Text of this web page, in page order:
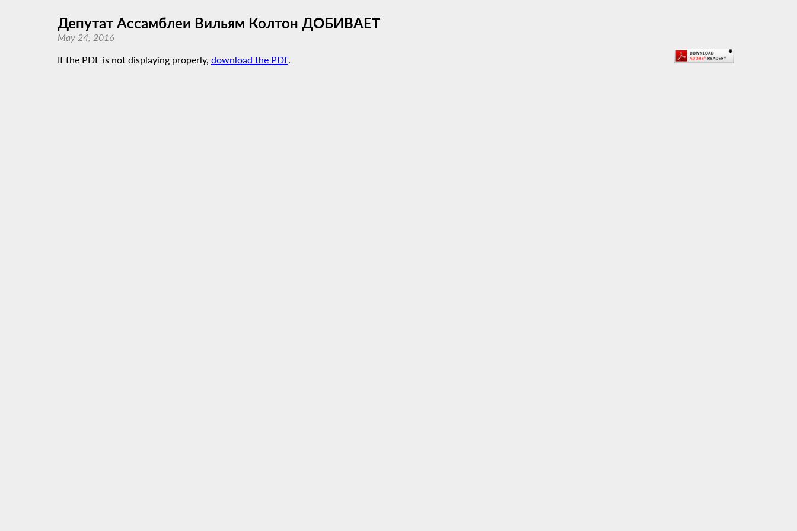
Депутат Ассамблеи Вильям Колтон ДОБИВАЕТ
May 24, 2016
If the PDF is not displaying properly, download the PDF.